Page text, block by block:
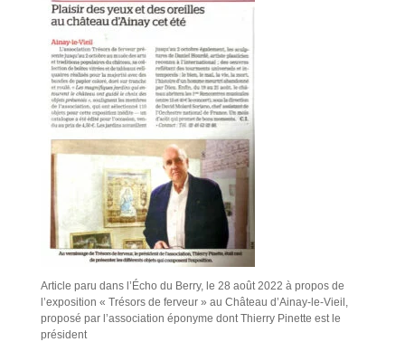
Article paru dans l’Écho du Berry, le 28 août 2022 à propos de
l’exposition « Trésors de ferveur » au Château d’Ainay-le-Vieil,
proposé par l’association éponyme dont Thierry Pinette est le
président